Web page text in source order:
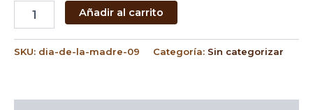
Añadir al carrito
SKU: dia-de-la-madre-09 Categoría: Sin categorizar